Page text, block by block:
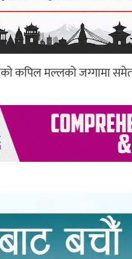
कपिल मल्लको जग्गामा